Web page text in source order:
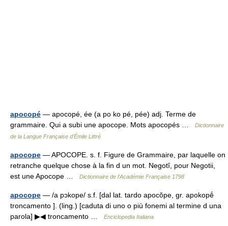
apocopé — apocopé, ée (a po ko pé, pée) adj. Terme de
grammaire. Qui a subi une apocope. Mots apocopés …
Dictionnaire
de la Langue Française d'Émile Littré
apocope — APOCOPE. s. f. Figure de Grammaire, par laquelle on
retranche quelque chose à la fin d un mot. Negotî, pour Negotii,
est une Apocope …
Dictionnaire de l'Académie Française 1798
apocope — /a pɔkope/ s.f. [dal lat. tardo apocŏpe, gr. apokopḗ
troncamento ]. (ling.) [caduta di uno o più fonemi al termine d una
parola] ▶◀ troncamento …
Enciclopedia Italiana